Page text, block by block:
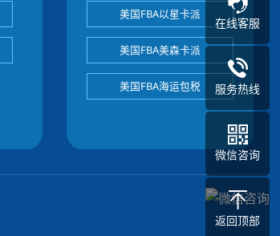
美国FBA以星卡派
美国FBA美森卡派
美国FBA海运包税
在线客服
服务热线
微信咨询
返回顶部